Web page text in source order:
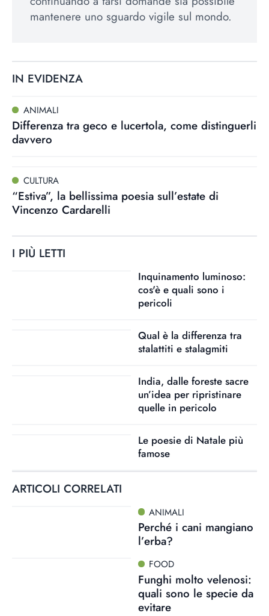
mantenere uno sguardo vigile sul mondo.
IN EVIDENZA
ANIMALI
Differenza tra geco e lucertola, come distinguerli
davvero
CULTURA
“Estiva”, la bellissima poesia sull’estate di
Vincenzo Cardarelli
I PIÙ LETTI
Inquinamento luminoso:
cos'è e quali sono i
pericoli
Qual è la differenza tra
stalattiti e stalagmiti
India, dalle foreste sacre
un’idea per ripristinare
quelle in pericolo
Le poesie di Natale più
famose
ARTICOLI CORRELATI
ANIMALI
Perché i cani mangiano
l’erba?
FOOD
Funghi molto velenosi:
quali sono le specie da
evitare